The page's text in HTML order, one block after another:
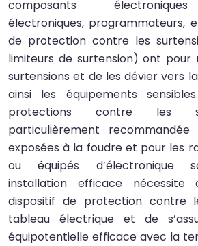
composants
électroniques, programmateurs,
de protection contre les
limiteurs de surtension) ont pour
surtensions et de les dévier vers
ainsi les équipements
protections contre les
particulièrement
exposées à la foudre et pour les
ou équipés d’électronique
installation efficace
dispositif de protection contre
tableau électrique et de
équipotentielle efficace avec la